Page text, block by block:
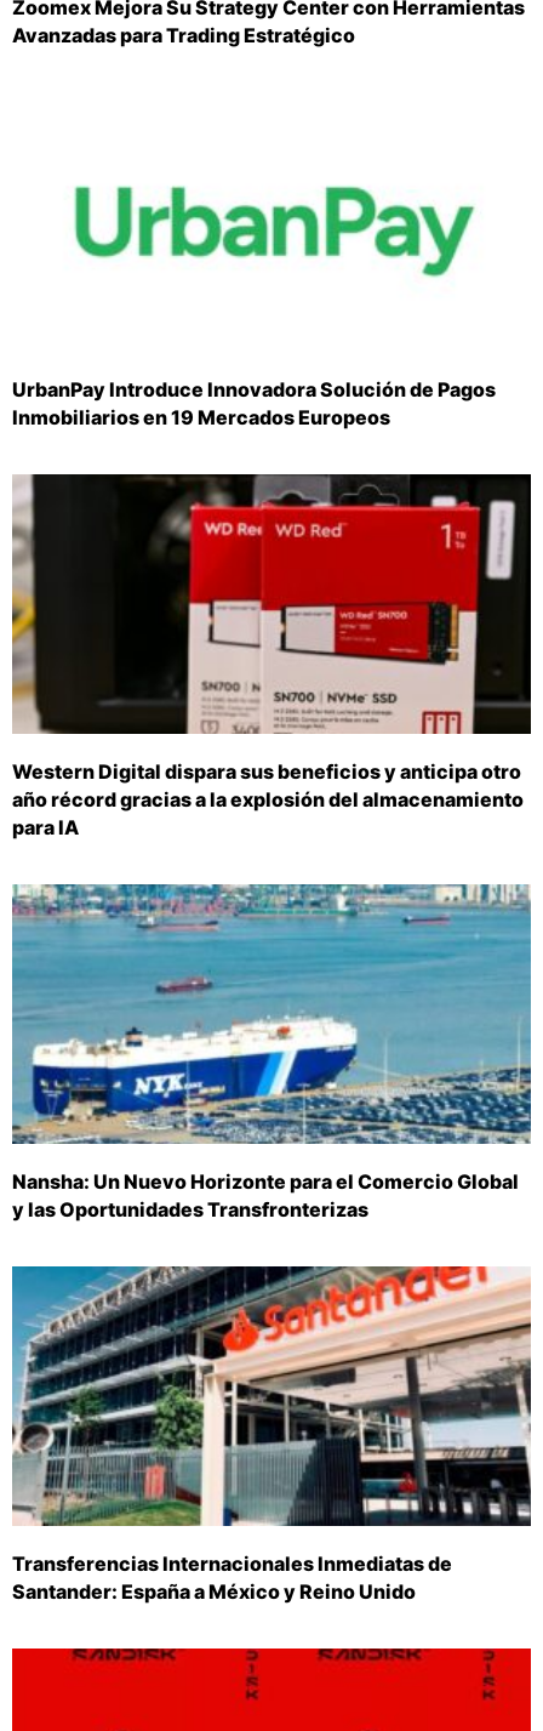
Zoomex Mejora Su Strategy Center con Herramientas
Avanzadas para Trading Estratégico
UrbanPay Introduce Innovadora Solución de Pagos
Inmobiliarios en 19 Mercados Europeos
Western Digital dispara sus beneficios y anticipa otro
año récord gracias a la explosión del almacenamiento
para IA
Nansha: Un Nuevo Horizonte para el Comercio Global
y las Oportunidades Transfronterizas
Transferencias Internacionales Inmediatas de
Santander: España a México y Reino Unido